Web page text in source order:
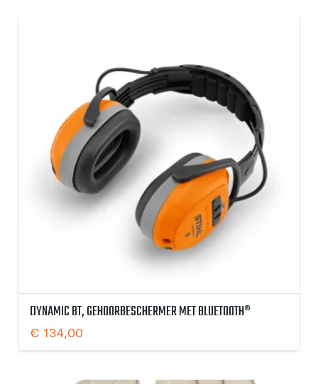
DYNAMIC BT, GEHOORBESCHERMER MET BLUETOOTH®
€ 134,00